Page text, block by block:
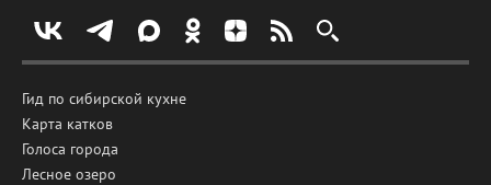
Гид по сибирской кухне
Карта катков
Голоса города
Лесное озеро